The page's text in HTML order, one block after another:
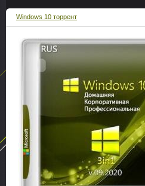
Windows 10 торрент